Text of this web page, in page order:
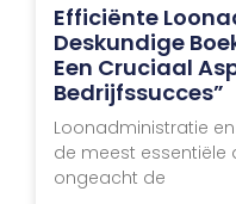
Efficiënte
Deskundige
Een Cruciaal
Bedrijfssucces”
Loonadministratie
de meest essentiële
ongeacht de